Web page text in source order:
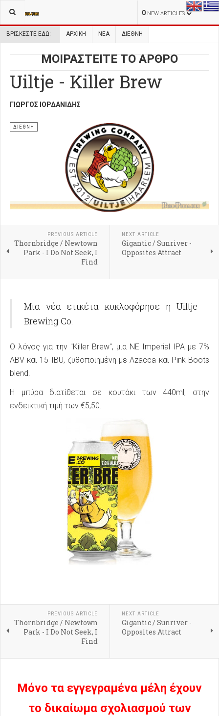
0 NEW ARTICLES
ΒΡΊΣΚΕΣΤΕ ΕΔΏ: ΑΡΧΙΚΉ ΝΕΑ ΔΙΕΘΝΗ
ΜΟΙΡΑΣΤΕΙΤΕ ΤΟ ΑΡΘΡΟ
Uiltje - Killer Brew
ΓΙΏΡΓΟΣ ΙΟΡΔΑΝΊΔΗΣ
ΔΙΕΘΝΗ
PREVIOUS ARTICLE
Thornbridge / Newtown
Park - I Do Not Seek, I
Find
NEXT ARTICLE
Gigantic / Sunriver -
Opposites Attract
Μια νέα ετικέτα κυκλοφόρησε η Uiltje
Brewing Co.
Ο λόγος για την "Killer Brew", μια NE Imperial IPA με 7%
ABV και 15 IBU, ζυθοποιημένη με Azacca και Pink Boots
blend.
Η μπύρα διατίθεται σε κουτάκι των 440ml, στην
ενδεικτική τιμή των €5,50.
PREVIOUS ARTICLE
Thornbridge / Newtown
Park - I Do Not Seek, I
Find
NEXT ARTICLE
Gigantic / Sunriver -
Opposites Attract
Μόνο τα εγγεγραμένα μέλη έχουν
το δικαίωμα σχολιασμού των